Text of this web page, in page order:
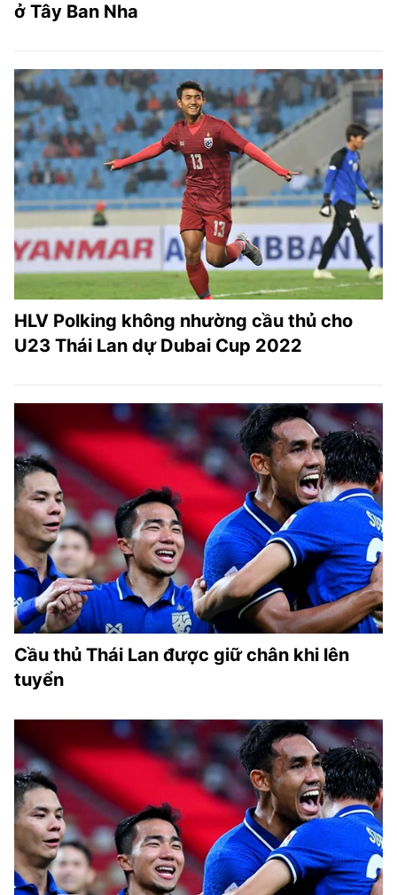
ở Tây Ban Nha
HLV Polking không nhường cầu thủ cho
U23 Thái Lan dự Dubai Cup 2022
Cầu thủ Thái Lan được giữ chân khi lên
tuyển